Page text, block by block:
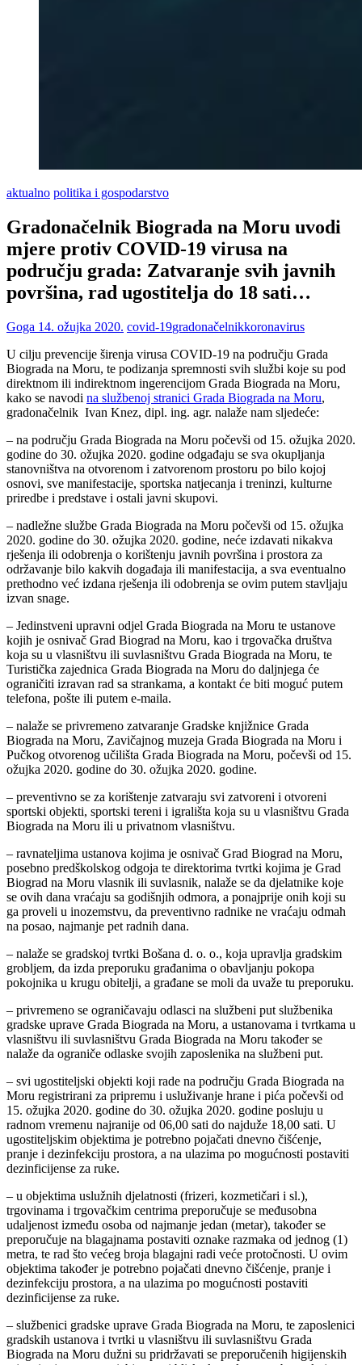
aktualno politika i gospodarstvo
Gradonačelnik Biograda na Moru uvodi
mjere protiv COVID-19 virusa na
području grada: Zatvaranje svih javnih
površina, rad ugostitelja do 18 sati…
Goga 14. ožujka 2020. covid-19gradonačelnikkoronavirus
U cilju prevencije širenja virusa COVID-19 na području Grada
Biograda na Moru, te podizanja spremnosti svih službi koje su pod
direktnom ili indirektnom ingerencijom Grada Biograda na Moru,
kako se navodi na službenoj stranici Grada Biograda na Moru,
gradonačelnik Ivan Knez, dipl. ing. agr. nalaže nam sljedeće:
– na području Grada Biograda na Moru počevši od 15. ožujka 2020.
godine do 30. ožujka 2020. godine odgađaju se sva okupljanja
stanovništva na otvorenom i zatvorenom prostoru po bilo kojoj
osnovi, sve manifestacije, sportska natjecanja i treninzi, kulturne
priredbe i predstave i ostali javni skupovi.
– nadležne službe Grada Biograda na Moru počevši od 15. ožujka
2020. godine do 30. ožujka 2020. godine, neće izdavati nikakva
rješenja ili odobrenja o korištenju javnih površina i prostora za
održavanje bilo kakvih događaja ili manifestacija, a sva eventualno
prethodno već izdana rješenja ili odobrenja se ovim putem stavljaju
izvan snage.
– Jedinstveni upravni odjel Grada Biograda na Moru te ustanove
kojih je osnivač Grad Biograd na Moru, kao i trgovačka društva
koja su u vlasništvu ili suvlasništvu Grada Biograda na Moru, te
Turistička zajednica Grada Biograda na Moru do daljnjega će
ograničiti izravan rad sa strankama, a kontakt će biti moguć putem
telefona, pošte ili putem e-maila.
– nalaže se privremeno zatvaranje Gradske knjižnice Grada
Biograda na Moru, Zavičajnog muzeja Grada Biograda na Moru i
Pučkog otvorenog učilišta Grada Biograda na Moru, počevši od 15.
ožujka 2020. godine do 30. ožujka 2020. godine.
– preventivno se za korištenje zatvaraju svi zatvoreni i otvoreni
sportski objekti, sportski tereni i igrališta koja su u vlasništvu Grada
Biograda na Moru ili u privatnom vlasništvu.
– ravnateljima ustanova kojima je osnivač Grad Biograd na Moru,
posebno predškolskog odgoja te direktorima tvrtki kojima je Grad
Biograd na Moru vlasnik ili suvlasnik, nalaže se da djelatnike koje
se ovih dana vraćaju sa godišnjih odmora, a ponajprije onih koji su
ga proveli u inozemstvu, da preventivno radnike ne vraćaju odmah
na posao, najmanje pet radnih dana.
– nalaže se gradskoj tvrtki Bošana d. o. o., koja upravlja gradskim
grobljem, da izda preporuku građanima o obavljanju pokopa
pokojnika u krugu obitelji, a građane se moli da uvaže tu preporuku.
– privremeno se ograničavaju odlasci na službeni put službenika
gradske uprave Grada Biograda na Moru, a ustanovama i tvrtkama u
vlasništvu ili suvlasništvu Grada Biograda na Moru također se
nalaže da ograniče odlaske svojih zaposlenika na službeni put.
– svi ugostiteljski objekti koji rade na području Grada Biograda na
Moru registrirani za pripremu i usluživanje hrane i pića počevši od
15. ožujka 2020. godine do 30. ožujka 2020. godine posluju u
radnom vremenu najranije od 06,00 sati do najduže 18,00 sati. U
ugostiteljskim objektima je potrebno pojačati dnevno čišćenje,
pranje i dezinfekciju prostora, a na ulazima po mogućnosti postaviti
dezinficijense za ruke.
– u objektima uslužnih djelatnosti (frizeri, kozmetičari i sl.),
trgovinama i trgovačkim centrima preporučuje se međusobna
udaljenost između osoba od najmanje jedan (metar), također se
preporučuje na blagajnama postaviti oznake razmaka od jednog (1)
metra, te rad što većeg broja blagajni radi veće protočnosti. U ovim
objektima također je potrebno pojačati dnevno čišćenje, pranje i
dezinfekciju prostora, a na ulazima po mogućnosti postaviti
dezinficijense za ruke.
– službenici gradske uprave Grada Biograda na Moru, te zaposlenici
gradskih ustanova i tvrtki u vlasništvu ili suvlasništvu Grada
Biograda na Moru dužni su pridržavati se preporučenih higijenskih